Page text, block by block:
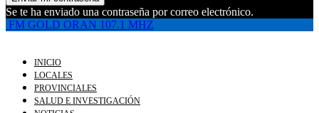
Se te ha enviado una contraseña por correo electrónico.
FM GOLD ORAN 107.1 MHZ
INICIO
LOCALES
PROVINCIALES
SALUD E INVESTIGACIÓN